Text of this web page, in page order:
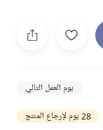
يوم العمل التالي
28 يوم لإرجاع المنتج